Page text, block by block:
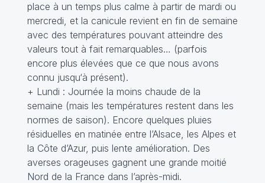
place à un temps plus calme à partir de mardi ou
mercredi, et la canicule revient en fin de semaine
avec des températures pouvant atteindre des
valeurs tout à fait remarquables… (parfois
encore plus élevées que ce que nous avons
connu jusqu‘à présent).
+ Lundi : Journée la moins chaude de la
semaine (mais les températures restent dans les
normes de saison). Encore quelques pluies
résiduelles en matinée entre l’Alsace, les Alpes et
la Côte d’Azur, puis lente amélioration. Des
averses orageuses gagnent une grande moitié
Nord de la France dans l’après-midi.